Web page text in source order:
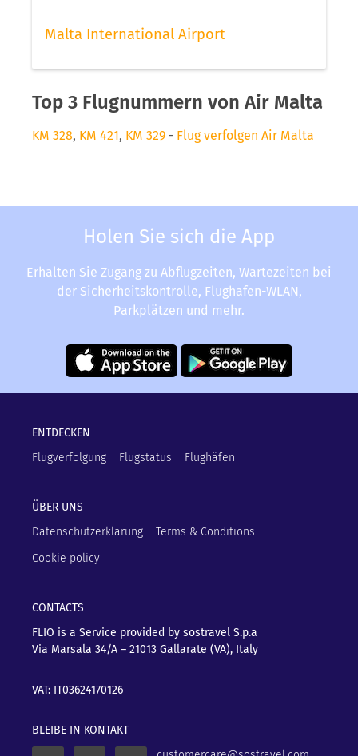
Malta International Airport
Top 3 Flugnummern von Air Malta
KM 328, KM 421, KM 329 - Flug verfolgen Air Malta
Holen Sie sich die App
Erhalten Sie Zugang zu Abflugzeiten, Wartezeiten bei
der Sicherheitskontrolle, Flughafen-WLAN,
Parkplätzen und mehr.
ENTDECKEN
Flugverfolgung
Flugstatus Flughäfen
ÜBER UNS
Datenschutzerklärung
Terms & Conditions
Cookie policy
CONTACTS
FLIO is a Service provided by sostravel S.p.a
Via Marsala 34/A – 21013 Gallarate (VA), Italy
VAT: IT03624170126
BLEIBE IN KONTAKT